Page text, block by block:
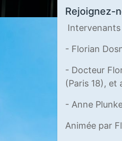
Rejoignez-
Intervenants
- Florian
- Docteur
(Paris 18), et
- Anne
Animée par